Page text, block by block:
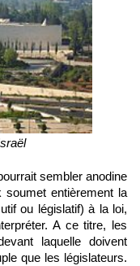
sembler anodine
soumet entièrement la
ou législatif) à la loi,
A ce titre, les
laquelle doivent
que les législateurs.